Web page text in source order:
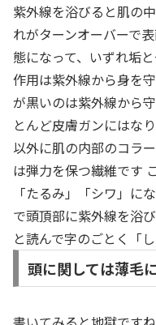
紫外線を浴びると肌の
れがターンオーバーで
態になって、いずれ垢
作用は紫外線から身を
が黒いのは紫外線から
とんど皮膚ガンにはな
以外に肌の内部のコラ
は弾力を保つ繊維です
「たるみ」「シワ」に
で頭頂部に紫外線を浴
と読んで字のごとく「
頭に関しては薄毛